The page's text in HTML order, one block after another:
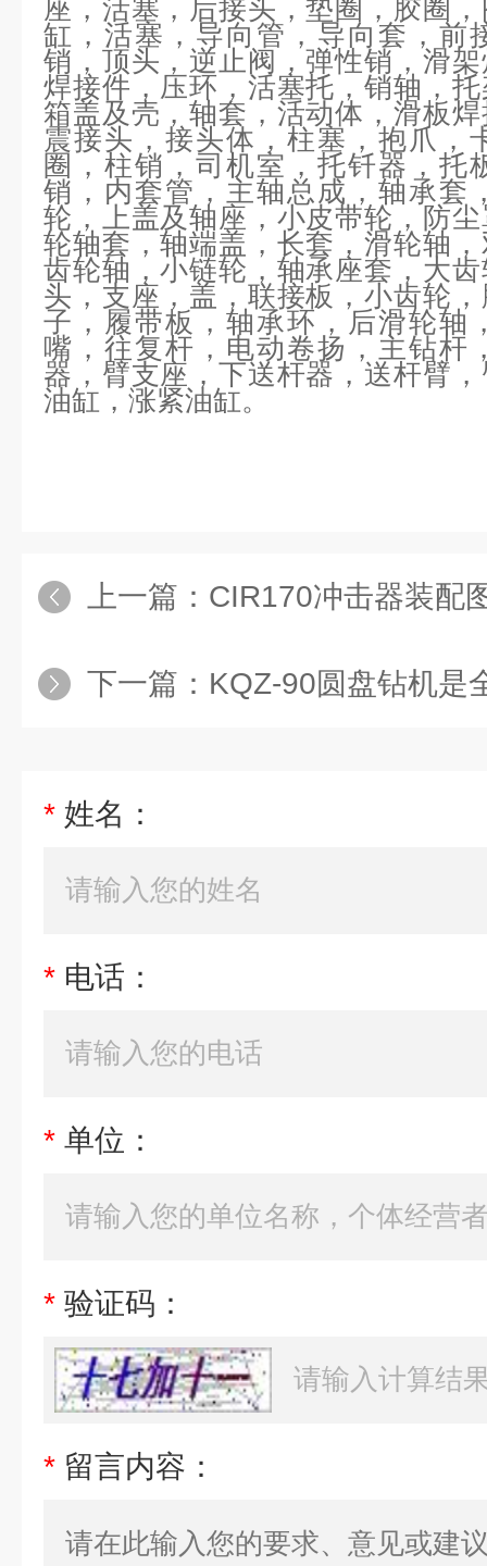
座，活塞，后接头，垫圈，胶圈
缸，活塞，导向管，导向套，前
销，顶头，逆止阀，弹性销，滑
焊接件，压环，活塞托，销轴，
箱盖及壳，轴套，活动体，滑板
震接头，接头体，柱塞，抱爪，
圈，柱销，司机室，托钎器，托
销，内套管，主轴总成，轴承套
轮，上盖及轴座，小皮带轮，防
轮轴套，轴端盖，长套，滑轮轴
齿轮轴，小链轮，轴承座套，大
头，支座，盖，联接板，小齿轮
子，履带板，轴承环，后滑轮轴
嘴，往复杆，电动卷扬，主钻杆
器，臂支座，下送杆器，送杆臂
油缸，涨紧油缸。
上一篇： CIR170冲击器装配图
下一篇： KQZ-90圆盘钻机是全气
* 姓名：
* 电话：
* 单位：
* 验证码：
* 留言内容：